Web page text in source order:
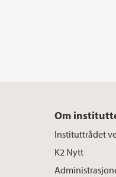
Om
Instituttrådet
K2 Nytt